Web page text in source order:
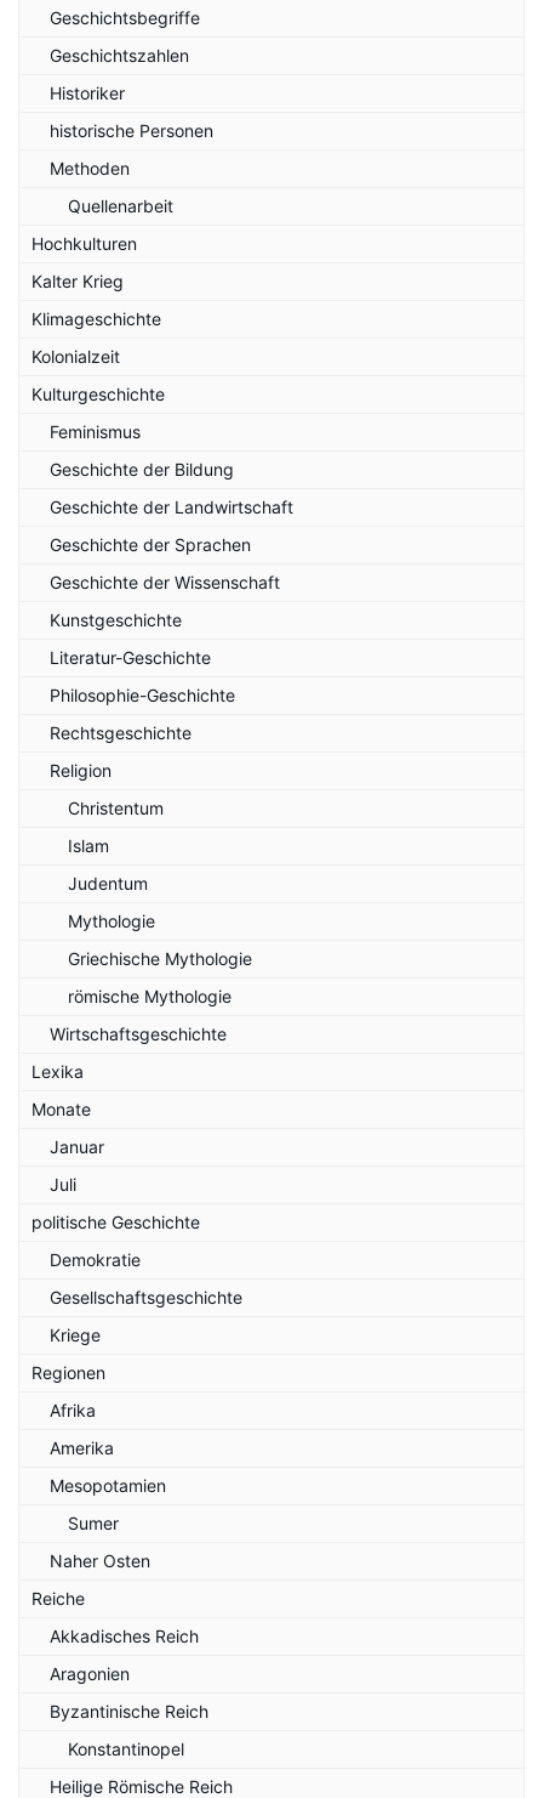
Geschichtsbegriffe
Geschichtszahlen
Historiker
historische Personen
Methoden
Quellenarbeit
Hochkulturen
Kalter Krieg
Klimageschichte
Kolonialzeit
Kulturgeschichte
Feminismus
Geschichte der Bildung
Geschichte der Landwirtschaft
Geschichte der Sprachen
Geschichte der Wissenschaft
Kunstgeschichte
Literatur-Geschichte
Philosophie-Geschichte
Rechtsgeschichte
Religion
Christentum
Islam
Judentum
Mythologie
Griechische Mythologie
römische Mythologie
Wirtschaftsgeschichte
Lexika
Monate
Januar
Juli
politische Geschichte
Demokratie
Gesellschaftsgeschichte
Kriege
Regionen
Afrika
Amerika
Mesopotamien
Sumer
Naher Osten
Reiche
Akkadisches Reich
Aragonien
Byzantinische Reich
Konstantinopel
Heilige Römische Reich